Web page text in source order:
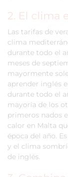
2. El clima
Las tarifas de
clima
durante todo el
meses de
mayormente
aprender inglés
durante todo el
mayoría de los
primeros nados
calor en Malta
época del año.
y el clima
de inglés.